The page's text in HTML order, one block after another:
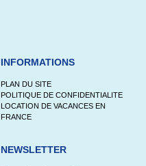
INFORMATIONS
PLAN DU SITE
POLITIQUE DE CONFIDENTIALITE
LOCATION DE VACANCES EN
FRANCE
NEWSLETTER